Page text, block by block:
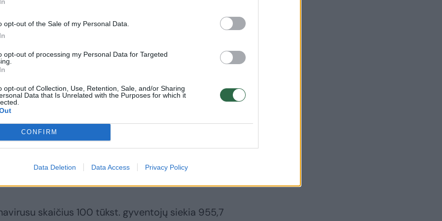
opt-out of the Sale of my Personal Data.
opt-out of processing my Personal Data for Targeted
opt-out of Collection, Use, Retention, Sale, and/or Sharing
Data that Is Unrelated with the Purposes for which it
CONFIRM
Data Deletion Data Access Privacy Policy
paskiepyti pirmąja vakcinos nuo COVID-19
tūkst. žmonių.
COVID-19 sergančių pacientų – šiek tiek
jų – reanimacijoje.
14,6 tūkst. molekulinių (PGR) ir 5,4 tūkst. antigeno
skaičius 100 tūkst. gyventojų siekia 955,7